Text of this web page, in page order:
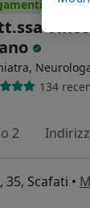
online
134
2
35, Scafati •